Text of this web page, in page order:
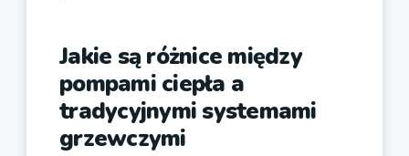
Jakie są różnice między
pompami ciepła a
tradycyjnymi systemami
grzewczymi